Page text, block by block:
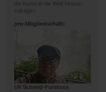
die Kunst in die Welt hinaus-
zutragen.
pro-Mitgliedschaft:
Uli Schmid-Furstoss